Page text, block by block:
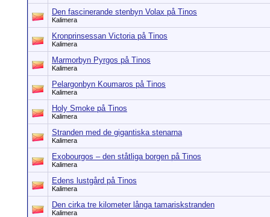
Den fascinerande stenbyn Volax på Tinos
Kalimera
Kronprinsessan Victoria på Tinos
Kalimera
Marmorbyn Pyrgos på Tinos
Kalimera
Pelargonbyn Koumaros på Tinos
Kalimera
Holy Smoke på Tinos
Kalimera
Stranden med de gigantiska stenarna
Kalimera
Exobourgos – den ståtliga borgen på Tinos
Kalimera
Edens lustgård på Tinos
Kalimera
Den cirka tre kilometer långa tamariskstranden
Kalimera